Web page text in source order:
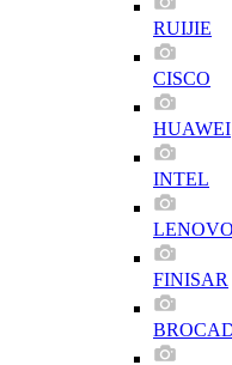
RUIJIE
CISCO
HUAWEI
INTEL
LENOVO
FINISAR